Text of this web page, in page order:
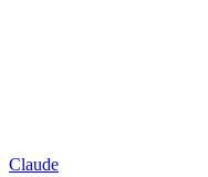
Claude